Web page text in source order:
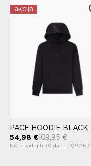
akcija
PACE HOODIE BLACK
54,98 €109,95 €
NC u zadnjih 30 dana: 109,95 €